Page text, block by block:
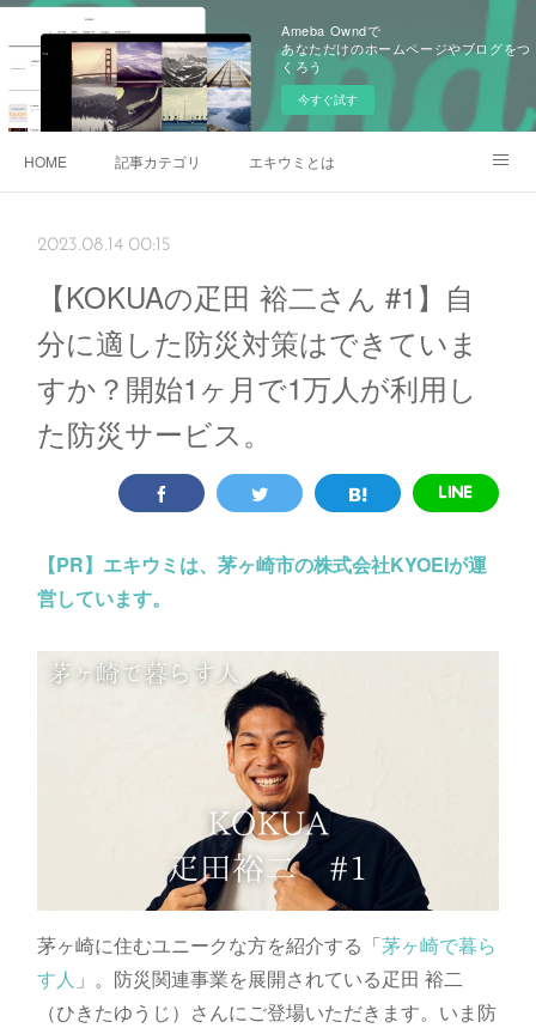
Ameba Owndで
あなただけのホームページやブログをつ
くろう
今すぐ試す
HOME 記事カテゴリ エキウミとは
2023.08.14 00:15
【KOKUAの疋田 裕二さん #1】自
分に適した防災対策はできていま
すか？開始1ヶ月で1万人が利用し
た防災サービス。
【PR】 エキウミは、茅ヶ崎市の株式会社KYOEIが運
営しています。
茅ヶ崎に住むユニークな方を紹介する「茅ヶ崎で暮ら
す人 」。防災関連事業を展開されている疋田 裕二
（ひきたゆうじ）さんにご登場いただきます。いま防